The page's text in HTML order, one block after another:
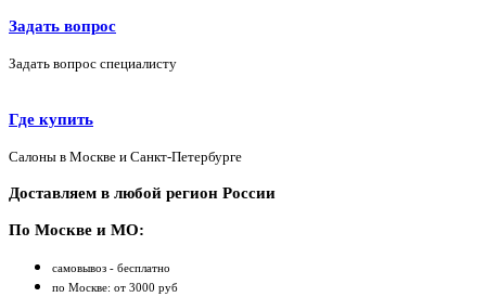
Задать вопрос
Задать вопрос специалисту
Где купить
Салоны в Москве и Санкт-Петербурге
Доставляем в любой регион России
По Москве и МО:
самовывоз - бесплатно
по Москве: от 3000 руб